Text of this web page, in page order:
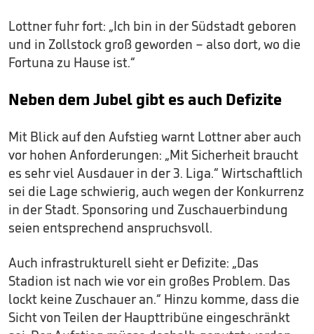
Lottner fuhr fort: „Ich bin in der Südstadt geboren
und in Zollstock groß geworden – also dort, wo die
Fortuna zu Hause ist.“
Neben dem Jubel gibt es auch Defizite
Mit Blick auf den Aufstieg warnt Lottner aber auch
vor hohen Anforderungen: „Mit Sicherheit braucht
es sehr viel Ausdauer in der 3. Liga.“ Wirtschaftlich
sei die Lage schwierig, auch wegen der Konkurrenz
in der Stadt. Sponsoring und Zuschauerbindung
seien entsprechend anspruchsvoll.
Auch infrastrukturell sieht er Defizite: „Das
Stadion ist nach wie vor ein großes Problem. Das
lockt keine Zuschauer an.“ Hinzu komme, dass die
Sicht von Teilen der Haupttribüne eingeschränkt